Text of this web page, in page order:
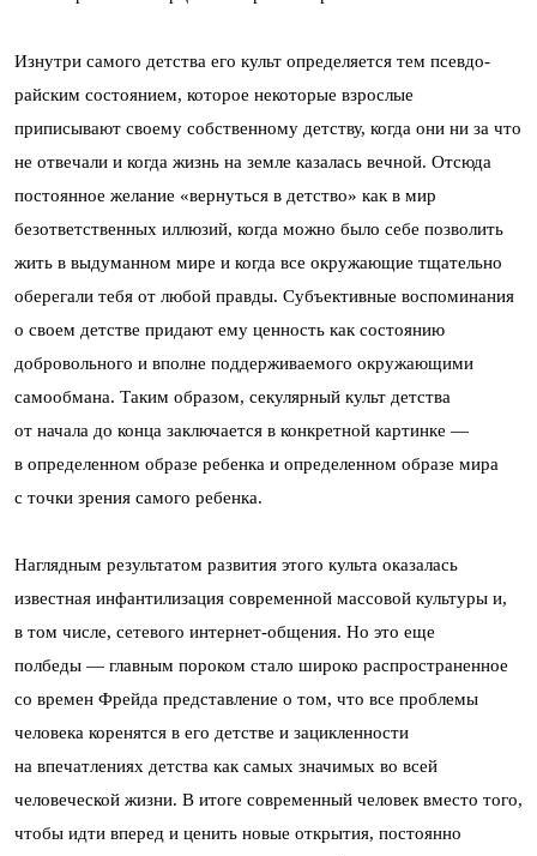
Изнутри самого детства его культ определяется тем псевдо-
райским состоянием, которое некоторые взрослые
приписывают своему собственному детству, когда они ни за что
не отвечали и когда жизнь на земле казалась вечной. Отсюда
постоянное желание «вернуться в детство» как в мир
безответственных иллюзий, когда можно было себе позволить
жить в выдуманном мире и когда все окружающие тщательно
оберегали тебя от любой правды. Субъективные воспоминания
о своем детстве придают ему ценность как состоянию
добровольного и вполне поддерживаемого окружающими
самообмана. Таким образом, секулярный культ детства
от начала до конца заключается в конкретной картинке —
в определенном образе ребенка и определенном образе мира
с точки зрения самого ребенка.
Наглядным результатом развития этого культа оказалась
известная инфантилизация современной массовой культуры и,
в том числе, сетевого интернет-общения. Но это еще
полбеды — главным пороком стало широко распространенное
со времен Фрейда представление о том, что все проблемы
человека коренятся в его детстве и зацикленности
на впечатлениях детства как самых значимых во всей
человеческой жизни. В итоге современный человек вместо того,
чтобы идти вперед и ценить новые открытия, постоянно